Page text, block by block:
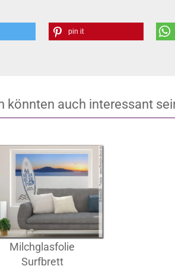
pin it
könnten auch interessant
Milchglasfolie
Surfbrett